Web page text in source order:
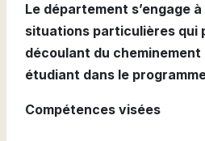
Le département s’engage
situations particulières qui
découlant du cheminement
étudiant dans le
Compétences visées